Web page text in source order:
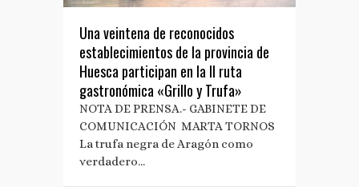
Una veintena de reconocidos
establecimientos de la provincia de
Huesca participan en la II ruta
gastronómica «Grillo y Trufa»
NOTA DE PRENSA.- GABINETE DE
COMUNICACIÓN MARTA TORNOS
La trufa negra de Aragón como
verdadero…